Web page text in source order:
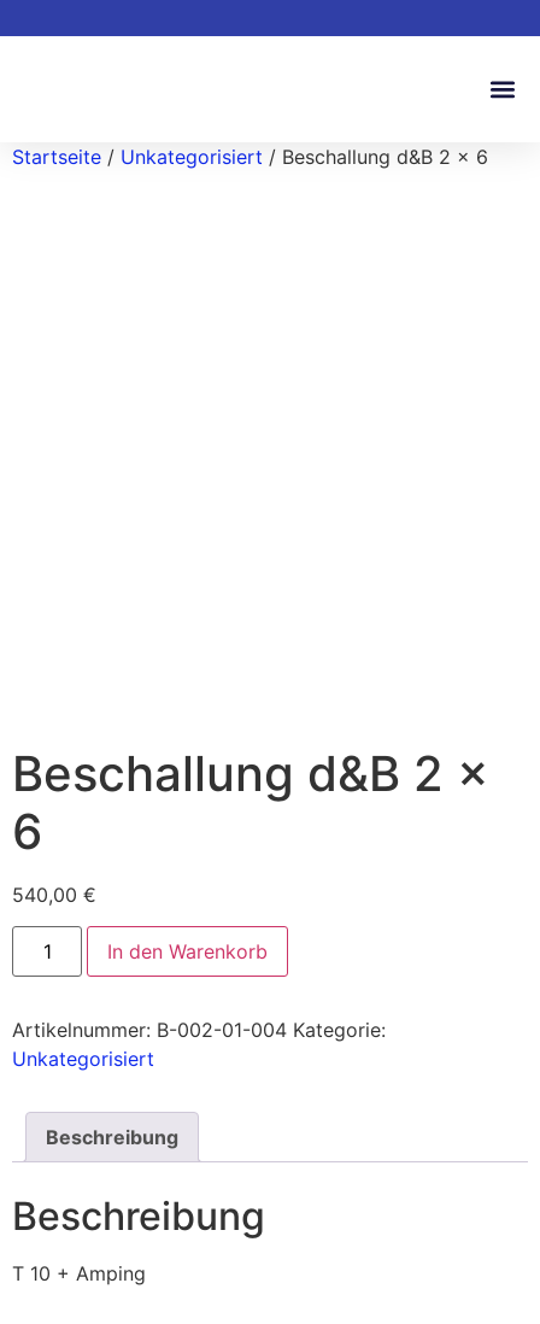
Startseite / Unkategorisiert / Beschallung d&B 2 x 6
Beschallung d&B 2 x
6
540,00 €
In den Warenkorb
Artikelnummer: B-002-01-004 Kategorie:
Unkategorisiert
Beschreibung
Beschreibung
T 10 + Amping